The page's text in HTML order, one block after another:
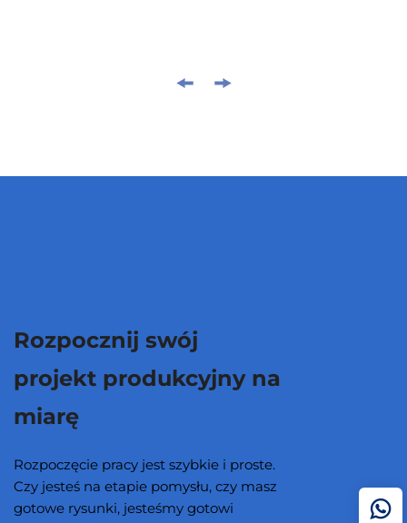
Rozpocznij swój
projekt produkcyjny na
miarę
Rozpoczęcie pracy jest szybkie i proste.
Czy jesteś na etapie pomysłu, czy masz
gotowe rysunki, jesteśmy gotowi